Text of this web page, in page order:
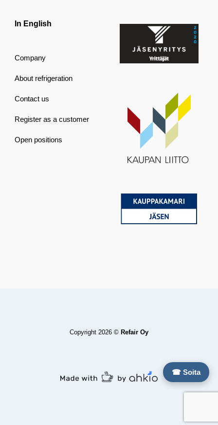
In English
Company
About refrigeration
Contact us
Register as a customer
Open positions
☎ Soita
Copyright 2026 © Refair Oy